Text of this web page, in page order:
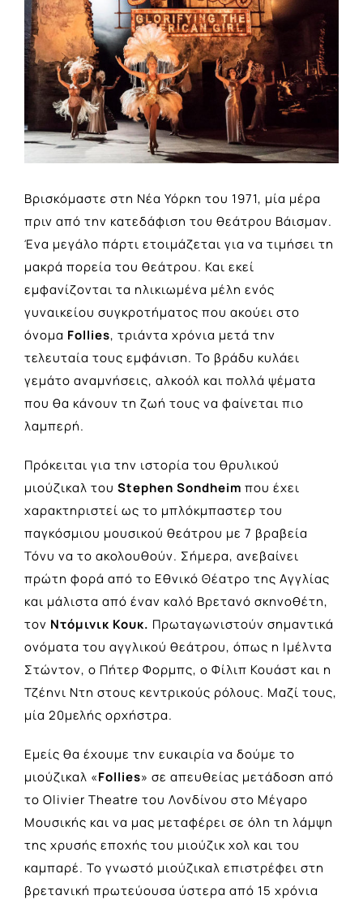
Βρισκόμαστε στη Νέα Υόρκη του 1971, μία μέρα
πριν από την κατεδάφιση του θεάτρου Βάισμαν.
Ένα μεγάλο πάρτι ετοιμάζεται για να τιμήσει τη
μακρά πορεία του θεάτρου. Και εκεί
εμφανίζονται τα ηλικιωμένα μέλη ενός
γυναικείου συγκροτήματος που ακούει στο
όνομα Follies, τριάντα χρόνια μετά την
τελευταία τους εμφάνιση. Το βράδυ κυλάει
γεμάτο αναμνήσεις, αλκοόλ και πολλά ψέματα
που θα κάνουν τη ζωή τους να φαίνεται πιο
λαμπερή.
Πρόκειται για την ιστορία του θρυλικού
μιούζικαλ του Stephen Sondheim που έχει
χαρακτηριστεί ως το μπλόκμπαστερ του
παγκόσμιου μουσικού θεάτρου με 7 βραβεία
Τόνυ να το ακολουθούν. Σήμερα, ανεβαίνει
πρώτη φορά από το Εθνικό Θέατρο της Αγγλίας
και μάλιστα από έναν καλό Βρετανό σκηνοθέτη,
τον Ντόμινικ Κουκ. Πρωταγωνιστούν σημαντικά
ονόματα του αγγλικού θεάτρου, όπως η Ιμέλντα
Στώντον, ο Πήτερ Φορμπς, ο Φίλιπ Κουάστ και η
Τζέηνι Ντη στους κεντρικούς ρόλους. Μαζί τους,
μία 20μελής ορχήστρα.
Εμείς θα έχουμε την ευκαιρία να δούμε το
μιούζικαλ «Follies» σε απευθείας μετάδοση από
το Olivier Theatre του Λονδίνου στο Μέγαρο
Μουσικής και να μας μεταφέρει σε όλη τη λάμψη
της χρυσής εποχής του μιούζικ χολ και του
καμπαρέ. Το γνωστό μιούζικαλ επιστρέφει στη
βρετανική πρωτεύουσα ύστερα από 15 χρόνια